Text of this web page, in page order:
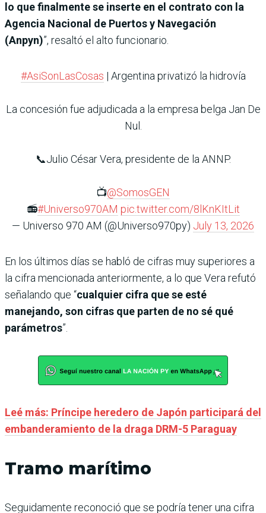
lo que finalmente se inserte en el contrato con la
Agencia Nacional de Puertos y Navegación
(Anpyn)”, resaltó el alto funcionario.
#AsiSonLasCosas | Argentina privatizó la hidrovía
La concesión fue adjudicada a la empresa belga Jan De
Nul.
📞Julio César Vera, presidente de la ANNP.
📺@SomosGEN
📻#Universo970AM pic.twitter.com/8lKnKItLit
— Universo 970 AM (@Universo970py) July 13, 2026
En los últimos días se habló de cifras muy superiores a
la cifra mencionada anteriormente, a lo que Vera refutó
señalando que “cualquier cifra que se esté
manejando, son cifras que parten de no sé qué
parámetros”.
Leé más: Príncipe heredero de Japón participará del
embanderamiento de la draga DRM-5 Paraguay
Tramo marítimo
Seguidamente reconoció que se podría tener una cifra